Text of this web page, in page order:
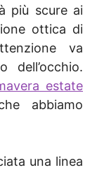
più scure ai
ottica di
va
estate
abbiamo
una linea